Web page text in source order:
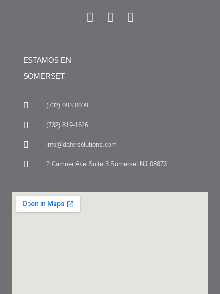
ESTAMOS EN
SOMERSET
(732) 993 0909
(732) 819-1626
info@dafersolutions.com
2 Camner Ave Suite 3 Somerset NJ 08873